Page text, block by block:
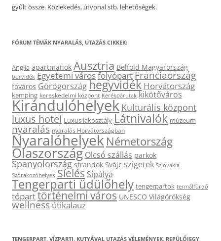
gyűlt össze. Közlekedés, útvonal stb. lehetőségek.
FÓRUM TÉMÁK NYARALÁS, UTAZÁS CIKKEK:
Anglia apartmanok Ausztria Belföld Magyarország
borvidék Egyetemi városfolyópartFranciaország
főváros Görögországhegyvidék Horvátország
kemping kereskedelmi központ Kerékpárutak kikötőváros
Kirándulóhelyek Kulturális központ
luxus hotel Luxus lakosztály Látnivalók múzeum
nyaralás nyaralás Horvátországban
Nyaralóhelyek Németország
Olaszország Olcsó szállás parkok
Spanyolország strandok Svájc szigetek Szlovákia
Szórakozóhelyek Síelés Sípálya
Tengerparti üdülőhely tengerpartok termálfürdő
tóparttörténelmi város UNESCO Világörökség
wellnessútikalauz
TENGERPART, VÍZPARTI, KUTYÁVAL UTAZÁS VÉLEMÉNYEK, REPÜLŐJEGY